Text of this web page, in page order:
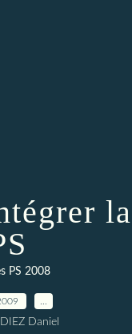
PS 2008
Daniel